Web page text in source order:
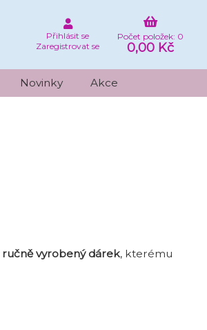
Počet položek: 0
0,00 Kč
Přihlásit se
Zaregistrovat se
Novinky Akce
ručně vyrobený dárek, kterému